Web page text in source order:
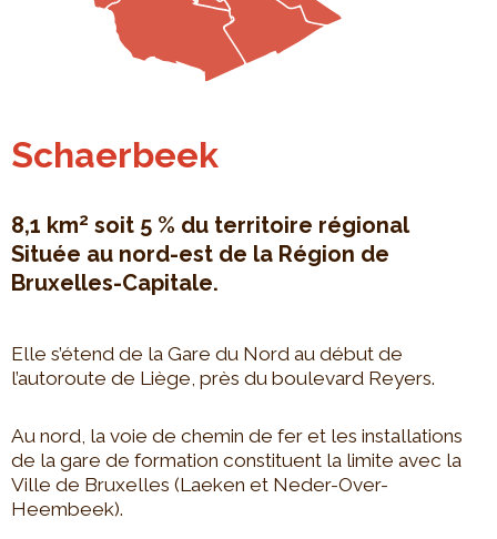
Schaerbeek
8,1 km2 soit 5 % du territoire régional
Située au nord-est de la Région de
Bruxelles-Capitale.
Elle s’étend de la Gare du Nord au début de
l’autoroute de Liège, près du boulevard Reyers.
Au nord, la voie de chemin de fer et les installations
de la gare de formation constituent la limite avec la
Ville de Bruxelles (Laeken et Neder-Over-
Heembeek).